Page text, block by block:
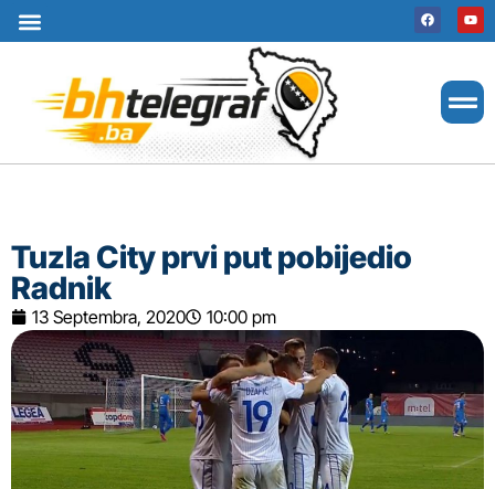
Tuzla City prvi put pobijedio
Radnik
13 Septembra, 2020 10:00 pm